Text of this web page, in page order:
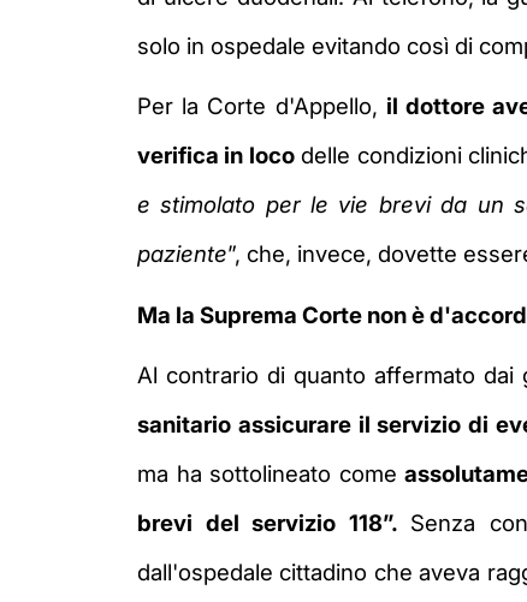
solo in ospedale evitando così di
Per la Corte d'Appello, il dottore
verifica in locodelle condizioni
e stimolato per le vie brevi da un
paziente”, che, invece, dovette
Ma la Suprema Corte non è
Al contrario di quanto affermato
sanitario assicurare il servizio di
ma ha sottolineato come
brevi del servizio 118”. Senza
dall'ospedale cittadino che aveva